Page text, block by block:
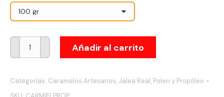
Caramelos
Propóleo
cantidad
Añadir al carrito
Categorías: Caramelos Artesanos, Jalea Real, Polen y Propóleo